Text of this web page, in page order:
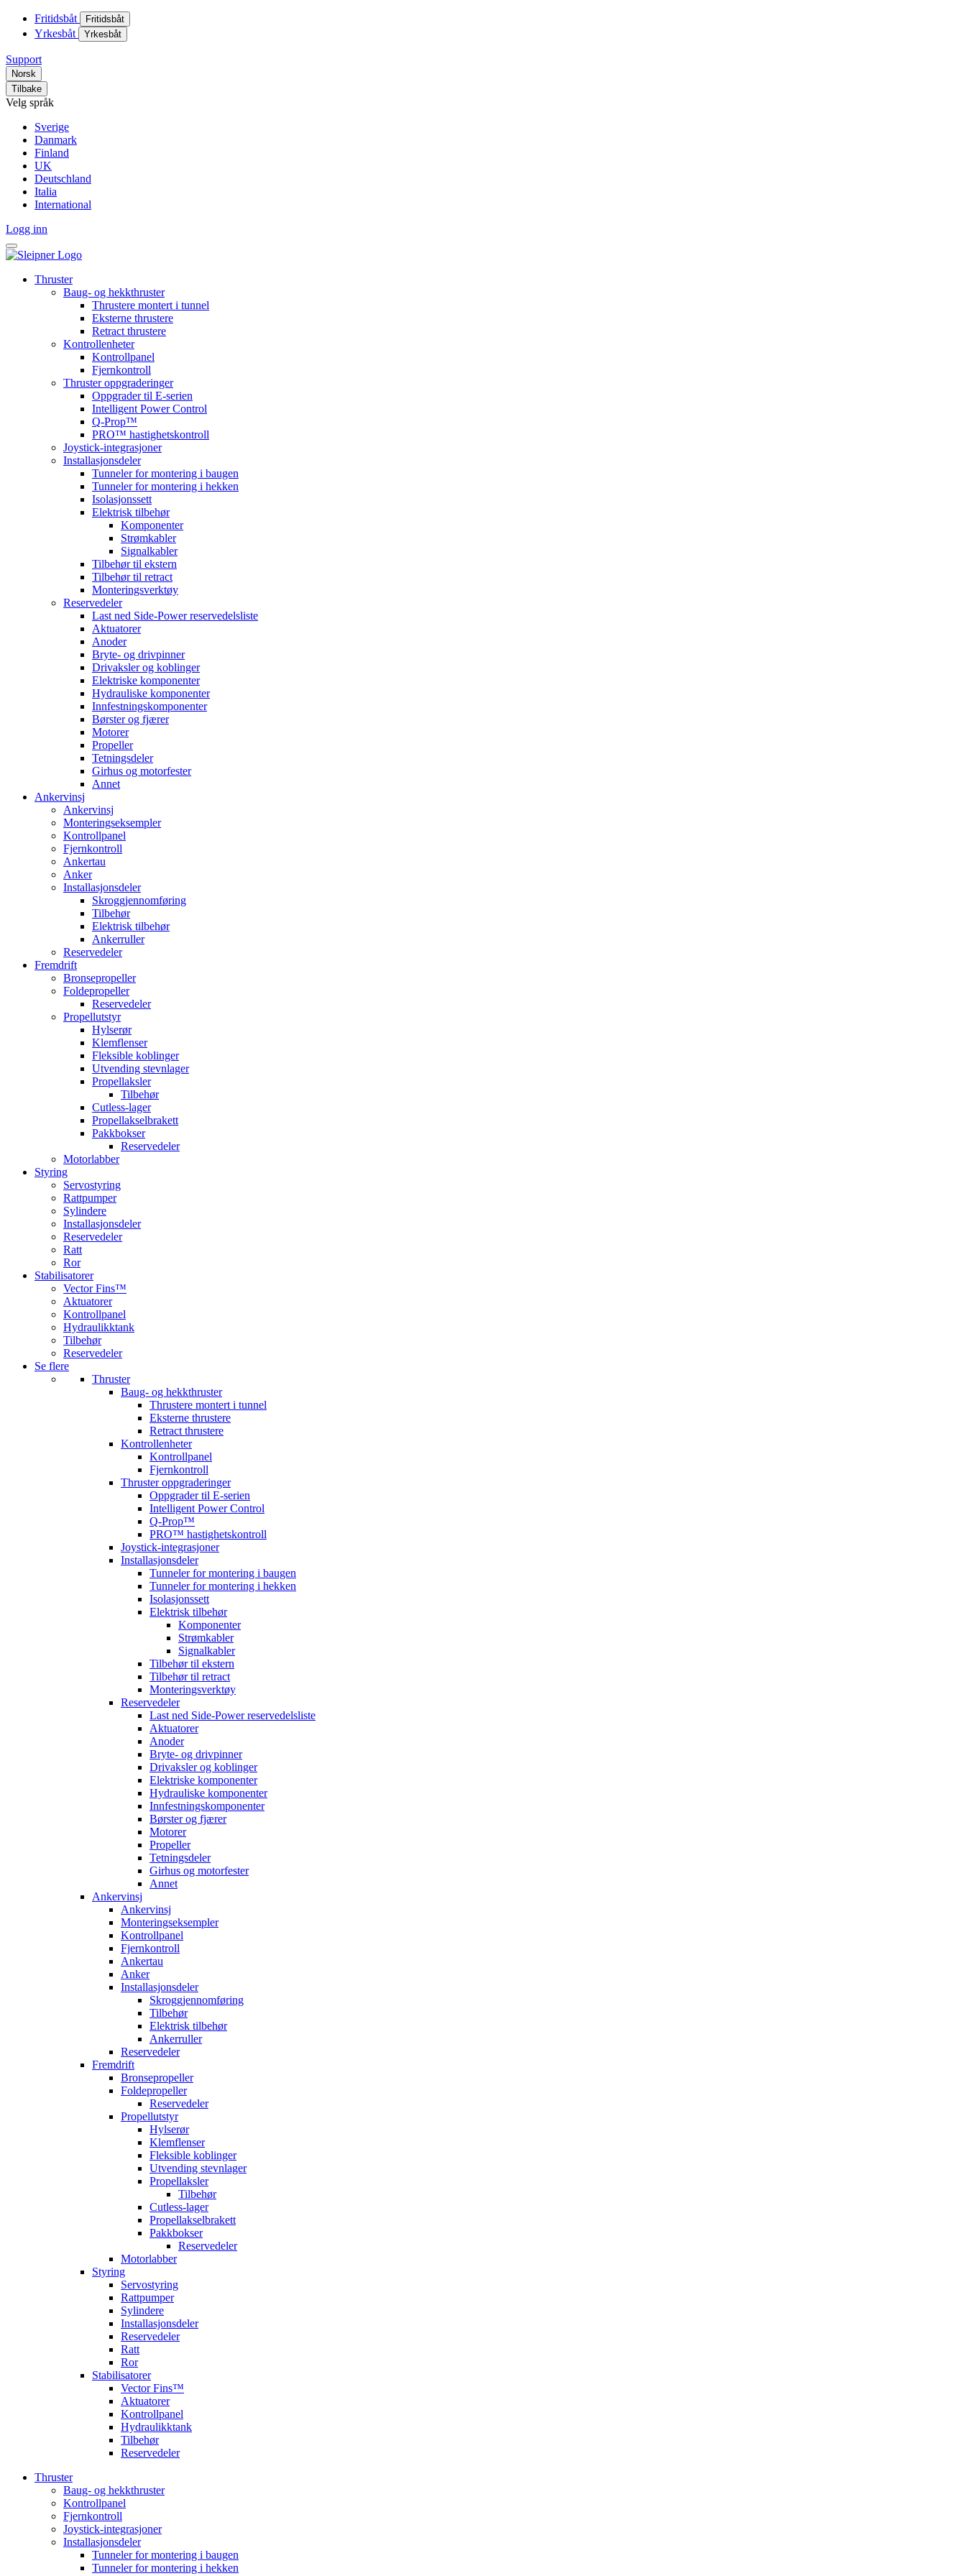
Fritidsbåt Fritidsbåt
Yrkesbåt Yrkesbåt
Support
Norsk
Tilbake
Velg språk
Sverige
Danmark
Finland
UK
Deutschland
Italia
International
Logg inn
Thruster
Baug- og hekkthruster
Thrustere montert i tunnel
Eksterne thrustere
Retract thrustere
Kontrollenheter
Kontrollpanel
Fjernkontroll
Thruster oppgraderinger
Oppgrader til E-serien
Intelligent Power Control
Q-Prop™
PRO™ hastighetskontroll
Joystick-integrasjoner
Installasjonsdeler
Tunneler for montering i baugen
Tunneler for montering i hekken
Isolasjonssett
Elektrisk tilbehør
Komponenter
Strømkabler
Signalkabler
Tilbehør til ekstern
Tilbehør til retract
Monteringsverktøy
Reservedeler
Last ned Side-Power reservedelsliste
Aktuatorer
Anoder
Bryte- og drivpinner
Drivaksler og koblinger
Elektriske komponenter
Hydrauliske komponenter
Innfestningskomponenter
Børster og fjærer
Motorer
Propeller
Tetningsdeler
Girhus og motorfester
Annet
Ankervinsj
Ankervinsj
Monteringseksempler
Kontrollpanel
Fjernkontroll
Ankertau
Anker
Installasjonsdeler
Skroggjennomføring
Tilbehør
Elektrisk tilbehør
Ankerruller
Reservedeler
Fremdrift
Bronsepropeller
Foldepropeller
Reservedeler
Propellutstyr
Hylserør
Klemflenser
Fleksible koblinger
Utvending stevnlager
Propellaksler
Tilbehør
Cutless-lager
Propellakselbrakett
Pakkbokser
Reservedeler
Motorlabber
Styring
Servostyring
Rattpumper
Sylindere
Installasjonsdeler
Reservedeler
Ratt
Ror
Stabilisatorer
Vector Fins™
Aktuatorer
Kontrollpanel
Hydraulikktank
Tilbehør
Reservedeler
Se flere
Thruster
Baug- og hekkthruster
Thrustere montert i tunnel
Eksterne thrustere
Retract thrustere
Kontrollenheter
Kontrollpanel
Fjernkontroll
Thruster oppgraderinger
Oppgrader til E-serien
Intelligent Power Control
Q-Prop™
PRO™ hastighetskontroll
Joystick-integrasjoner
Installasjonsdeler
Tunneler for montering i baugen
Tunneler for montering i hekken
Isolasjonssett
Elektrisk tilbehør
Komponenter
Strømkabler
Signalkabler
Tilbehør til ekstern
Tilbehør til retract
Monteringsverktøy
Reservedeler
Last ned Side-Power reservedelsliste
Aktuatorer
Anoder
Bryte- og drivpinner
Drivaksler og koblinger
Elektriske komponenter
Hydrauliske komponenter
Innfestningskomponenter
Børster og fjærer
Motorer
Propeller
Tetningsdeler
Girhus og motorfester
Annet
Ankervinsj
Ankervinsj
Monteringseksempler
Kontrollpanel
Fjernkontroll
Ankertau
Anker
Installasjonsdeler
Skroggjennomføring
Tilbehør
Elektrisk tilbehør
Ankerruller
Reservedeler
Fremdrift
Bronsepropeller
Foldepropeller
Reservedeler
Propellutstyr
Hylserør
Klemflenser
Fleksible koblinger
Utvending stevnlager
Propellaksler
Tilbehør
Cutless-lager
Propellakselbrakett
Pakkbokser
Reservedeler
Motorlabber
Styring
Servostyring
Rattpumper
Sylindere
Installasjonsdeler
Reservedeler
Ratt
Ror
Stabilisatorer
Vector Fins™
Aktuatorer
Kontrollpanel
Hydraulikktank
Tilbehør
Reservedeler
Thruster
Baug- og hekkthruster
Kontrollpanel
Fjernkontroll
Joystick-integrasjoner
Installasjonsdeler
Tunneler for montering i baugen
Tunneler for montering i hekken